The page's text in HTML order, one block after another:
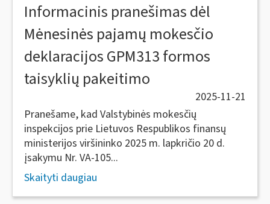
Informacinis pranešimas dėl
Mėnesinės pajamų mokesčio
deklaracijos GPM313 formos
taisyklių pakeitimo
2025-11-21
Pranešame, kad Valstybinės mokesčių
inspekcijos prie Lietuvos Respublikos finansų
ministerijos viršininko 2025 m. lapkričio 20 d.
įsakymu Nr. VA-105...
Skaityti daugiau